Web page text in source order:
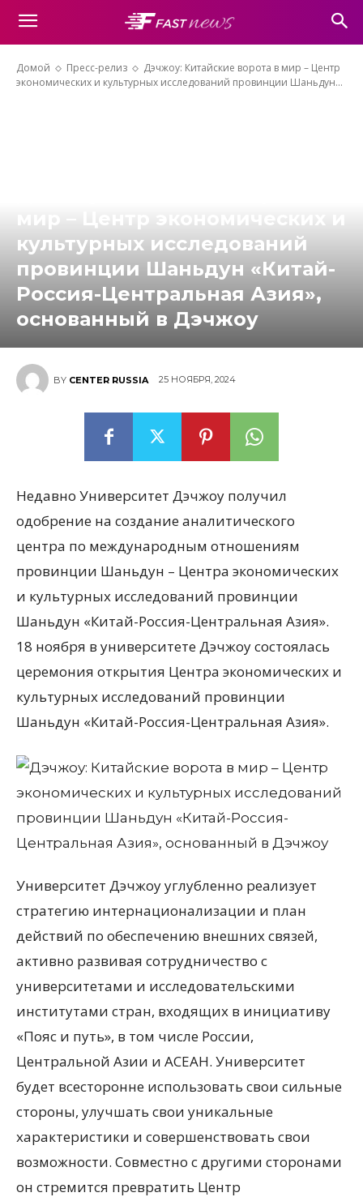
Домой Пресс-релиз
Дэчжоу: Китайские ворота в мир – Центр
экономических и культурных исследований провинции Шаньдун...
мир – Центр экономических и
культурных исследований
провинции Шаньдун «Китай-
Россия-Центральная Азия»,
основанный в Дэчжоу
BY CENTER RUSSIA 25 НОЯБРЯ, 2024
Недавно Университет Дэчжоу получил
одобрение на создание аналитического
центра по международным отношениям
провинции Шаньдун – Центра экономических
и культурных исследований провинции
Шаньдун «Китай-Россия-Центральная Азия».
18 ноября в университете Дэчжоу состоялась
церемония открытия Центра экономических и
культурных исследований провинции
Шаньдун «Китай-Россия-Центральная Азия».
Университет Дэчжоу углубленно реализует
стратегию интернационализации и план
действий по обеспечению внешних связей,
активно развивая сотрудничество с
университетами и исследовательскими
институтами стран, входящих в инициативу
«Пояс и путь», в том числе России,
Центральной Азии и АСЕАН. Университет
будет всесторонне использовать свои сильные
стороны, улучшать свои уникальные
характеристики и совершенствовать свои
возможности. Совместно с другими сторонами
он стремится превратить Центр